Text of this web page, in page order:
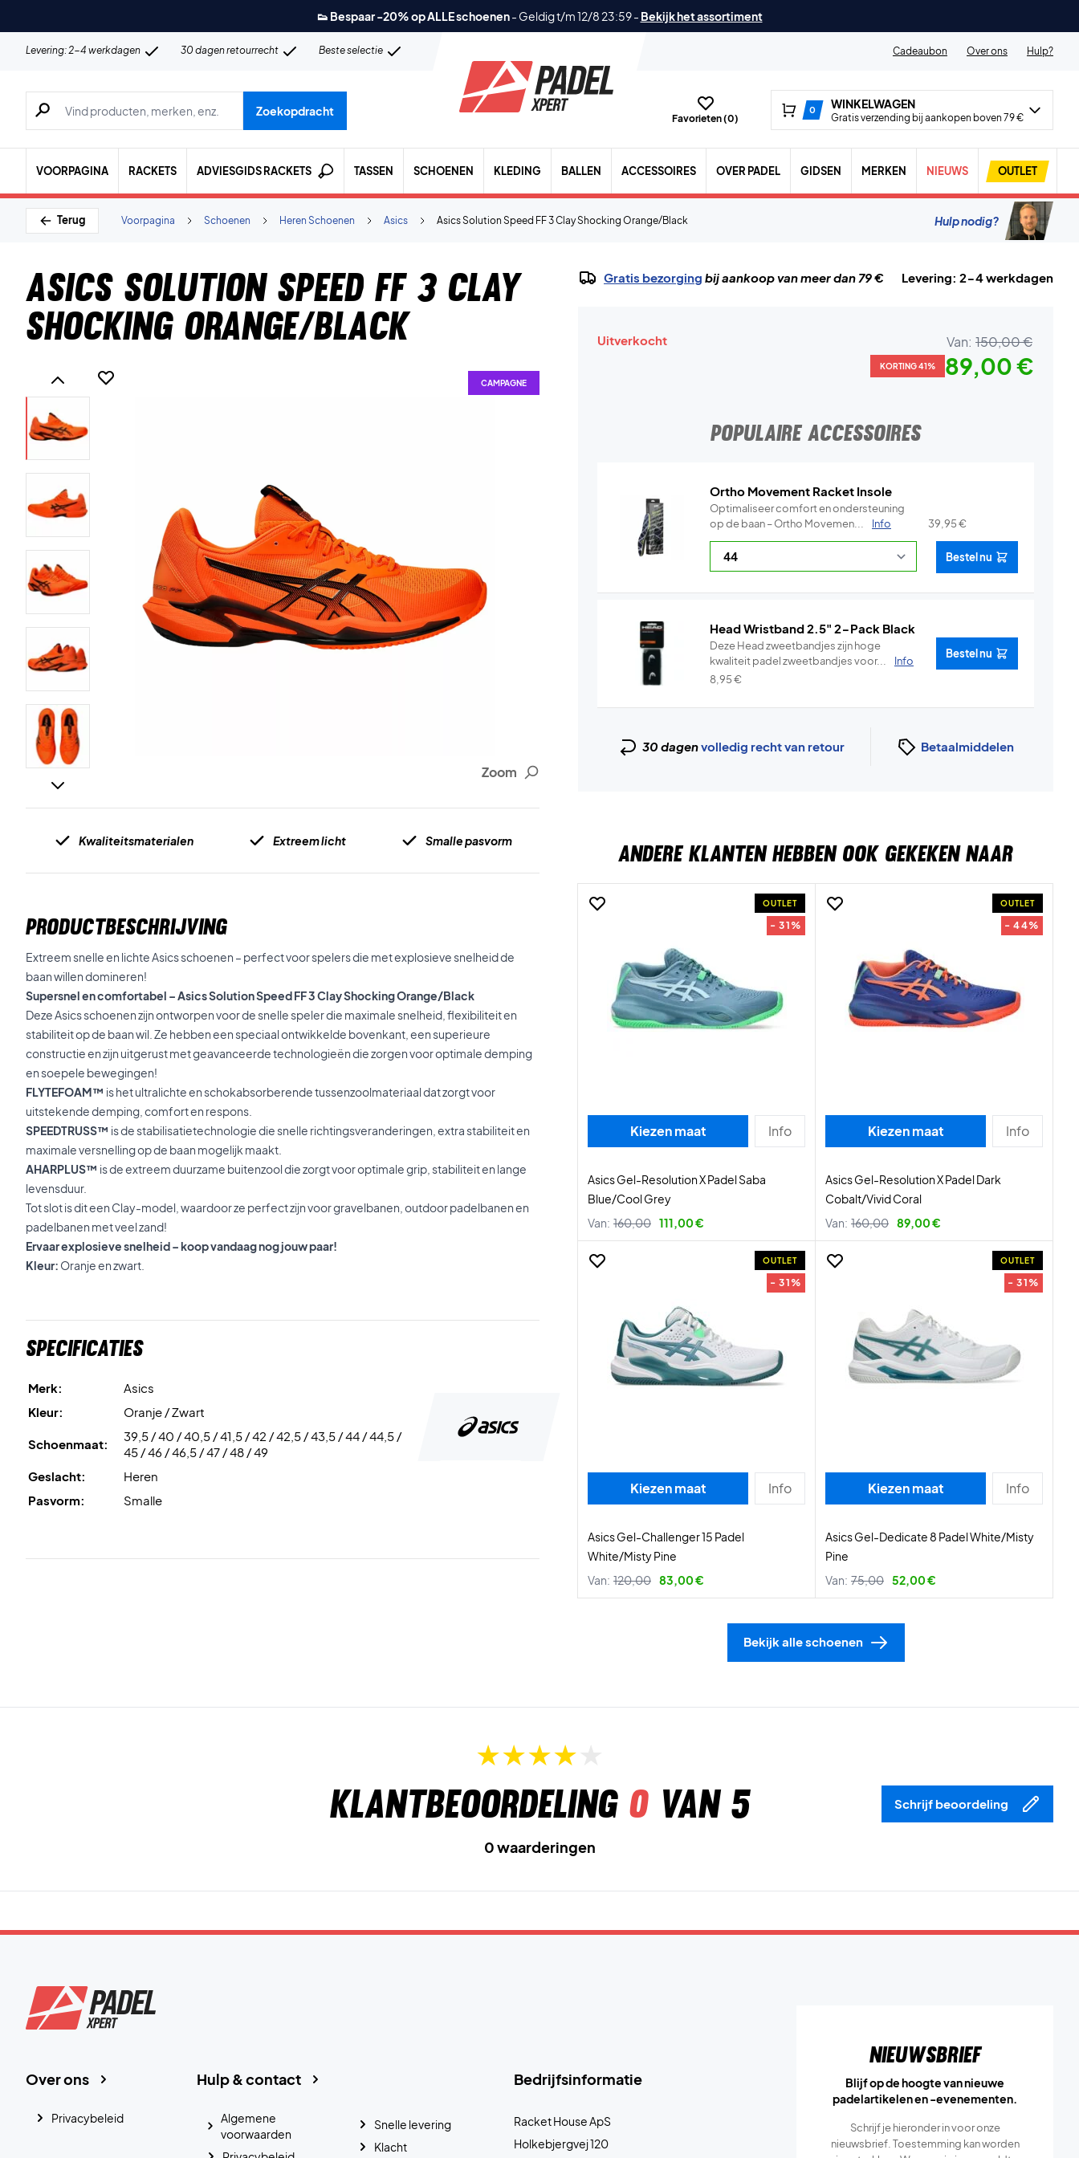
👟 Bespaar -20% op ALLE schoenen- Geldig t/m 12/8 23:59- Bekijk het assortiment
Levering: 2-4 werkdagen 30 dagen retourrecht Beste selectie Cadeaubon Over ons Hulp?
Zoeken naar producten, merken etc.
Zoekopdracht
Favorieten (0)
0 WINKELWAGEN
Gratis verzending bij aankopen boven 79 €
VOORPAGINA RACKETS ADVIESGIDS RACKETS TASSEN SCHOENEN KLEDING BALLEN ACCESSOIRES OVER PADEL GIDSEN MERKEN NIEUWS OUTLET
Terug Asics Solution Speed FF 3 Clay Shocking Orange/Black
Asics
Heren Schoenen
Schoenen
Voorpagina Hulp nodig?
Asics Solution Speed FF 3 Clay
Shocking Orange/Black
Zoom
CAMPAGNE
Kwaliteitsmaterialen Extreem licht Smalle pasvorm
PRODUCTBESCHRIJVING
Extreem snelle en lichte Asics schoenen – perfect voor spelers die met explosieve snelheid de
baan willen domineren!
Supersnel en comfortabel – Asics Solution Speed FF 3 Clay Shocking Orange/Black
Deze Asics schoenen zijn ontworpen voor de snelle speler die maximale snelheid, flexibiliteit en
stabiliteit op de baan wil. Ze hebben een speciaal ontwikkelde bovenkant, een superieure
constructie en zijn uitgerust met geavanceerde technologieën die zorgen voor optimale demping
en soepele bewegingen!
FLYTEFOAM™ is het ultralichte en schokabsorberende tussenzoolmateriaal dat zorgt voor
uitstekende demping, comfort en respons.
SPEEDTRUSS™ is de stabilisatietechnologie die snelle richtingsveranderingen, extra stabiliteit en
maximale versnelling op de baan mogelijk maakt.
AHARPLUS™ is de extreem duurzame buitenzool die zorgt voor optimale grip, stabiliteit en lange
levensduur.
Tot slot is dit een Clay-model, waardoor ze perfect zijn voor gravelbanen, outdoor padelbanen en
padelbanen met veel zand!
Ervaar explosieve snelheid – koop vandaag nog jouw paar!
Kleur: Oranje en zwart.
Specificaties
Merk:
Asics
Kleur:
Oranje / Zwart
Schoenmaat:
39,5 / 40 / 40,5 / 41,5 / 42 / 42,5 / 43,5 / 44 / 44,5 /
45 / 46 / 46,5 / 47 / 48 / 49
Geslacht:
Heren
Pasvorm:
Smalle
Gratis bezorging bij aankoop van meer dan 79 € Levering: 2-4 werkdagen
Uitverkocht Van: 150,00 €
KORTING 41% 89,00 €
POPULAIRE ACCESSOIRES
Ortho Movement Racket Insole
Optimaliseer comfort en ondersteuning
op de baan – Ortho Movemen...
Info 39,95€
Bestel nu
Head Wristband 2.5" 2-Pack Black
Deze Head zweetbandjes zijn hoge
kwaliteit padel zweetbandjes voor...
Info
8,95€
Bestel nu
30 dagenvolledig recht van retour Betaalmiddelen
ANDERE KLANTEN HEBBEN OOK GEKEKEN NAAR
OUTLET
- 31%
Kiezen maat Info
Asics Gel-Resolution X Padel Saba
Blue/Cool Grey
Van: 160,00 111,00 €
OUTLET
- 44%
Kiezen maat Info
Asics Gel-Resolution X Padel Dark
Cobalt/Vivid Coral
Van: 160,00 89,00 €
OUTLET
- 31%
Kiezen maat Info
Asics Gel-Challenger 15 Padel
White/Misty Pine
Van: 120,00 83,00 €
OUTLET
- 31%
Kiezen maat Info
Asics Gel-Dedicate 8 Padel White/Misty
Pine
Van: 75,00 52,00 €
Bekijk alle schoenen
Klantbeoordeling 0van 5 Schrijf beoordeling
0 waarderingen
Bedrijfsinformatie
Racket House ApS
Holkebjergvej 120
Hulp & contact
Algemene
voorwaarden
Snelle levering
Klacht
Over ons
Privacybeleid
Nieuwsbrief
Blijf op de hoogte van nieuwe
padelartikelen en -evenementen.
Schrijf je hieronder in voor onze
nieuwsbrief. Toestemming kan worden